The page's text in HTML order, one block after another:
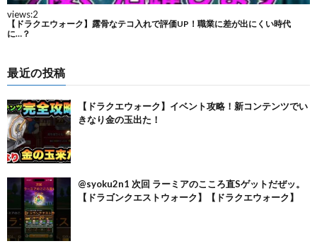
最近の投稿
【ドラクエウォーク】イベント攻略！新コンテンツでい
きなり金の玉出た！
@syoku2n1 次回 ラーミアのこころ直Sゲットだぜッ。
【ドラゴンクエストウォーク】【ドラクエウォーク】